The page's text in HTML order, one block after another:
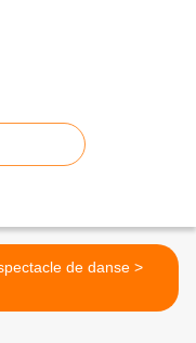
spectacle de danse >